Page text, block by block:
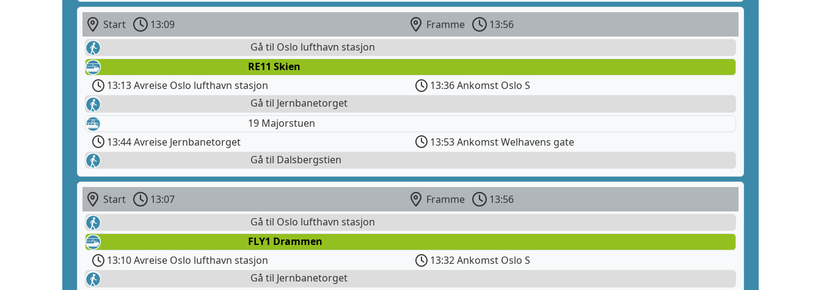
Start 13:09 Framme
13:56
Gå til Oslo lufthavn stasjon
RE11 Skien
13:13 Avreise Oslo lufthavn stasjon
13:36 Ankomst Oslo S
Gå til Jernbanetorget
19 Majorstuen
13:44 Avreise Jernbanetorget
13:53 Ankomst Welhavens gate
Gå til Dalsbergstien
Start 13:07 Framme
13:56
Gå til Oslo lufthavn stasjon
FLY1 Drammen
13:10 Avreise Oslo lufthavn stasjon
13:32 Ankomst Oslo S
Gå til Jernbanetorget